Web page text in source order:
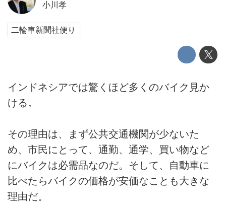
小川孝
二輪車新聞社便り
インドネシアでは驚くほど多くのバイク見か
ける。
その理由は、まず公共交通機関が少ないた
め、市民にとって、通勤、通学、買い物など
にバイクは必需品なのだ。そして、自動車に
比べたらバイクの価格が安価なことも大きな
理由だ。